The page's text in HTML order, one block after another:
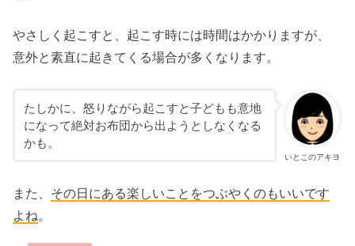
やさしく起こすと、起こす時には時間はかかりますが、
意外と素直に起きてくる場合が多くなります。
いとこのアキヨ
たしかに、怒りながら起こすと子どもも意地
になって絶対お布団から出ようとしなくなる
かも。
また、 その日にある楽しいことをつぶやくのもいいです
よね。